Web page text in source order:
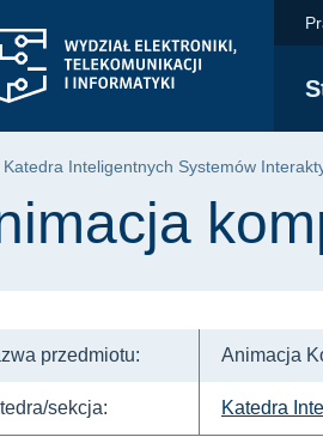
Katedra Inteligentnych Systemów
strony
przedmiotu: Animacja
sekcja: Katedra